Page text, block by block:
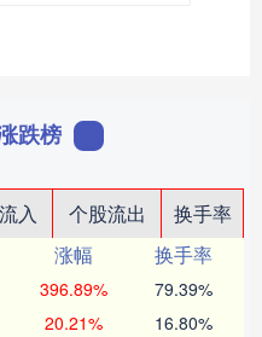
跌榜
入 个股流出
换手率
涨幅
换手率
396.89% 79.39%
20.21% 16.80%